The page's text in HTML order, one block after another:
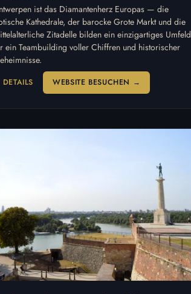
ist das Diamantenherz Europas — die
Kathedrale, der barocke Grote Markt und die
Zitadelle bilden ein einzigartiges Umfeld
ein Teambuilding voller Chiffren und historischer
DETAILS WEBSITE BESUCHEN →